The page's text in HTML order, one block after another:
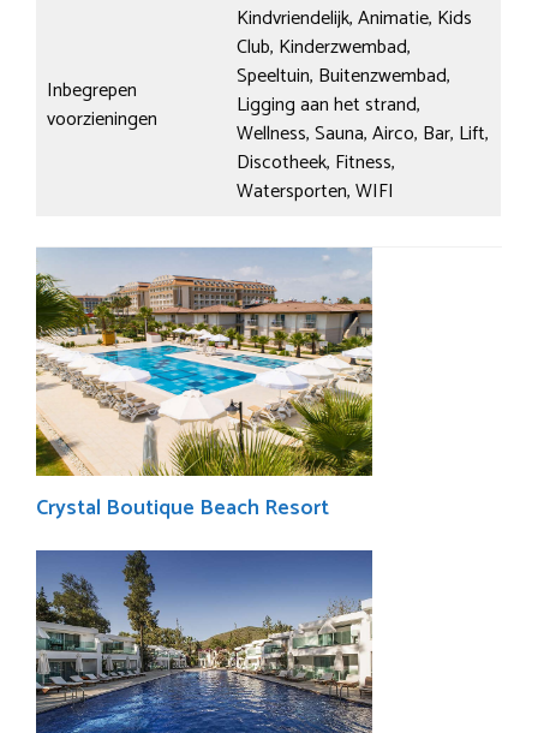
Inbegrepen
voorzieningen
Kindvriendelijk, Animatie, Kids
Club, Kinderzwembad,
Speeltuin, Buitenzwembad,
Ligging aan het strand,
Wellness, Sauna, Airco, Bar, Lift,
Discotheek, Fitness,
Watersporten, WIFI
Crystal Boutique Beach Resort